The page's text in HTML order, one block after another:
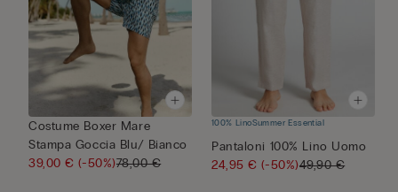
Costume Boxer Mare
Stampa Goccia Blu/ Bianco
39,00 €(-50%)78,00 €
100% LinoSummer Essential
Pantaloni 100% Lino Uomo
24,95 €(-50%)49,90 €